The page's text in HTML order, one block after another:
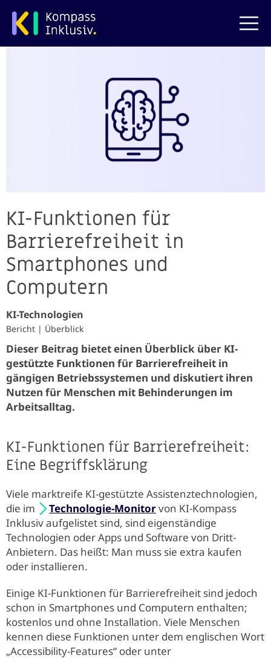
zum Hauptinhalt springen
KI-Funktionen für
Barrierefreiheit in
Smartphones und
Computern
KI-Technologien
Bericht | Überblick
Dieser Beitrag bietet einen Überblick über KI-
gestützte Funktionen für Barrierefreiheit in
gängigen Betriebssystemen und diskutiert ihren
Nutzen für Menschen mit Behinderungen im
Arbeitsalltag.
KI-Funktionen für Barrierefreiheit:
Eine Begriffsklärung
Viele marktreife KI-gestützte Assistenztechnologien,
die im
Technologie-Monitorvon KI-Kompass
Inklusiv aufgelistet sind, sind eigenständige
Technologien oder Apps und Software von Dritt-
Anbietern. Das heißt: Man muss sie extra kaufen
oder installieren.
Einige KI-Funktionen für Barrierefreiheit sind jedoch
schon in Smartphones und Computern enthalten;
kostenlos und ohne Installation. Viele Menschen
kennen diese Funktionen unter dem englischen Wort
„Accessibility-Features“ oder unter